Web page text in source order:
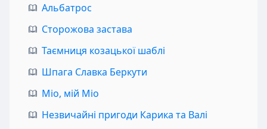
Альбатрос
Сторожова застава
Таємниця козацької шаблі
Шпага Славка Беркути
Міо, мій Міо
Незвичайні пригоди Карика та Валі